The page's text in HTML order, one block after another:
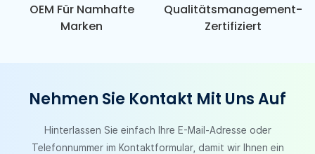
OEM Für Namhafte
Marken
Qualitätsmanagement-
Zertifiziert
Nehmen Sie Kontakt Mit Uns Auf
Hinterlassen Sie einfach Ihre E-Mail-Adresse oder
Telefonnummer im Kontaktformular, damit wir Ihnen ein